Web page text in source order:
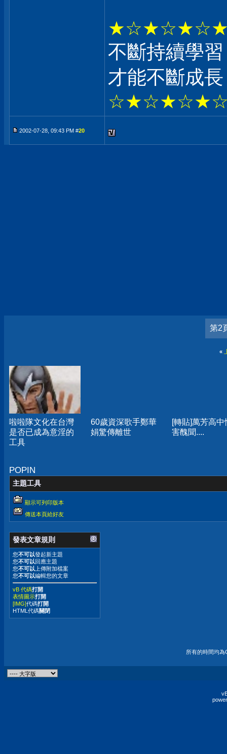
不斷持續學
才能不斷成
2002-07-28, 09:43 PM #20
第2
«
啦啦隊文化在台灣
是否已成為意淫的
工具
60歲資深歌手鄭華
娟驚傳離世
[轉貼]萬芳高中
害醜聞....
POPIN
主題工具
顯示可列印版本
傳送本頁給好友
發表文章規則
您不可以發起新主題
您不可以回應主題
您不可以 上傳附加檔案
您不可以編輯您的文章
vB 代碼打開
表情圖示打開
[IMG]代碼打開
HTML代碼關閉
所有的時間均為